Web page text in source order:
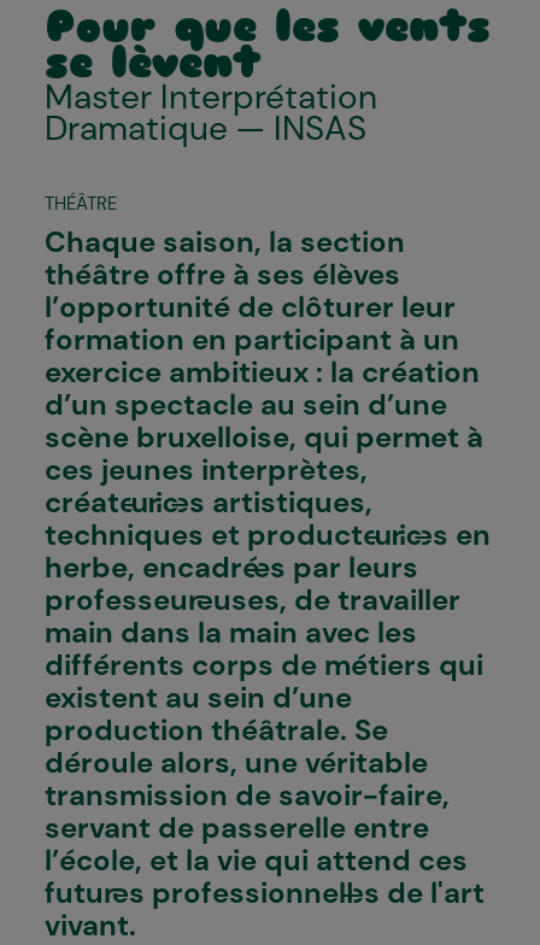
Pour que les vents
se lèvent
Master Interprétation
Dramatique — INSAS
THÉÂTRE
Chaque saison, la section
théâtre offre à ses élèves
l’opportunité de clôturer leur
formation en participant à un
exercice ambitieux : la création
d’un spectacle au sein d’une
scène bruxelloise, qui permet à
ces jeunes interprètes,
créateur·ices artistiques,
techniques et producteur·ices en
herbe, encadré·es par leurs
professeur·euses, de travailler
main dans la main avec les
différents corps de métiers qui
existent au sein d’une
production théâtrale. Se
déroule alors, une véritable
transmission de savoir-faire,
servant de passerelle entre
l’école, et la vie qui attend ces
futur·es professionnel·les de l'art
vivant.